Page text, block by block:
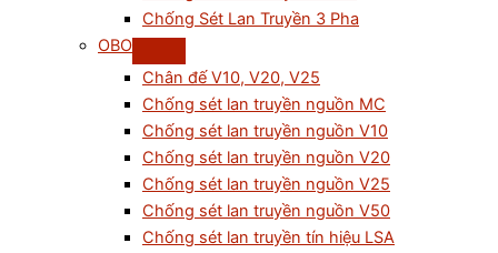
Chống Sét Lan Truyền 3 Pha
OBO
Chân đế V10, V20, V25
Chống sét lan truyền nguồn MC
Chống sét lan truyền nguồn V10
Chống sét lan truyền nguồn V20
Chống sét lan truyền nguồn V25
Chống sét lan truyền nguồn V50
Chống sét lan truyền tín hiệu LSA